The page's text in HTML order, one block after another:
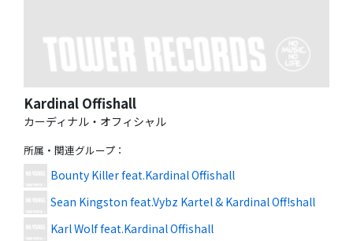
Kardinal Offishall
カーディナル・オフィシャル
所属・関連グループ ：
Bounty Killer feat.Kardinal Offishall
Sean Kingston feat.Vybz Kartel & Kardinal Off!shall
Karl Wolf feat.Kardinal Offishall